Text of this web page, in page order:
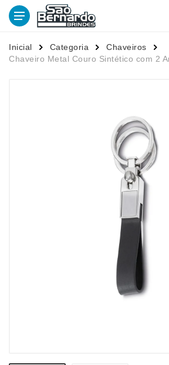
Inicial Categoria
Chaveiros
Chaveiro Metal Couro Sintético com 2